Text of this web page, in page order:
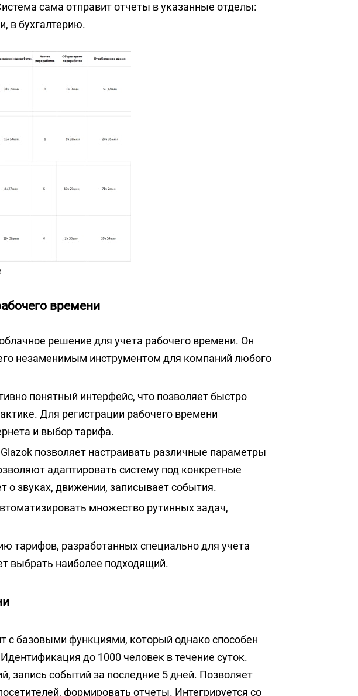
сама отправит отчеты в указанные отделы:
в бухгалтерию.
времени
решение для учета рабочего времени. Он
незаменимым инструментом для компаний любого
понятный интерфейс, что позволяет быстро
Для регистрации рабочего времени
и выбор тарифа.
позволяет настраивать различные параметры
адаптировать систему под конкретные
звуках, движении, записывает события.
множество рутинных задач,
тарифов, разработанных специально для учета
выбрать наиболее подходящий.
с базовыми функциями, который однако способен
до 1000 человек в течение суток.
запись событий за последние 5 дней. Позволяет
формировать отчеты. Интегрируется со